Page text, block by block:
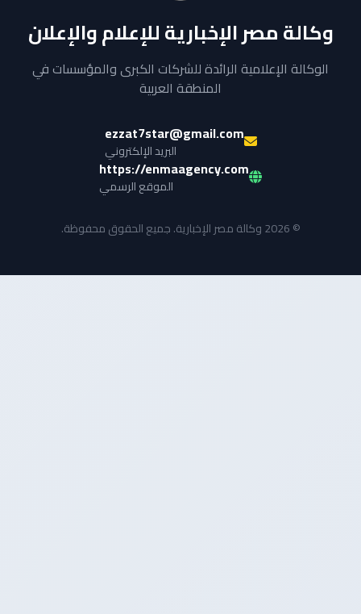
وكالة مصر الإخبارية للإعلام والإعلان
الوكالة الإعلامية الرائدة للشركات الكبرى والمؤسسات في
المنطقة العربية
ezzat7star@gmail.com
البريد الإلكتروني
https://enmaagency.com
الموقع الرسمي
© 2026 وكالة مصر الإخبارية. جميع الحقوق محفوظة.